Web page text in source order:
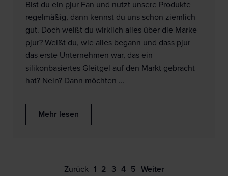
Bist du ein pjur Fan und nutzt unsere Produkte
regelmäßig, dann kennst du uns schon ziemlich
gut. Doch weißt du wirklich alles über die Marke
pjur? Weißt du, wie alles begann und dass pjur
das erste Unternehmen war, das ein
silikonbasiertes Gleitgel auf den Markt gebracht
hat? Nein? Dann möchten ...
Mehr lesen
Zurück 1 2 3 4 5 Weiter